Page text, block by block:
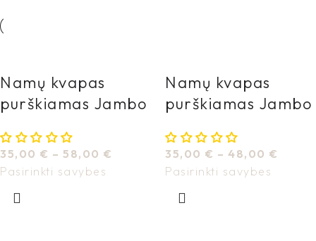
Namų kvapas
purškiamas Jambo
35,00 € – 58,00 €
Pasirinkti savybes
Namų kvapas
purškiamas Jambo
35,00 € – 48,00 €
Pasirinkti savybes